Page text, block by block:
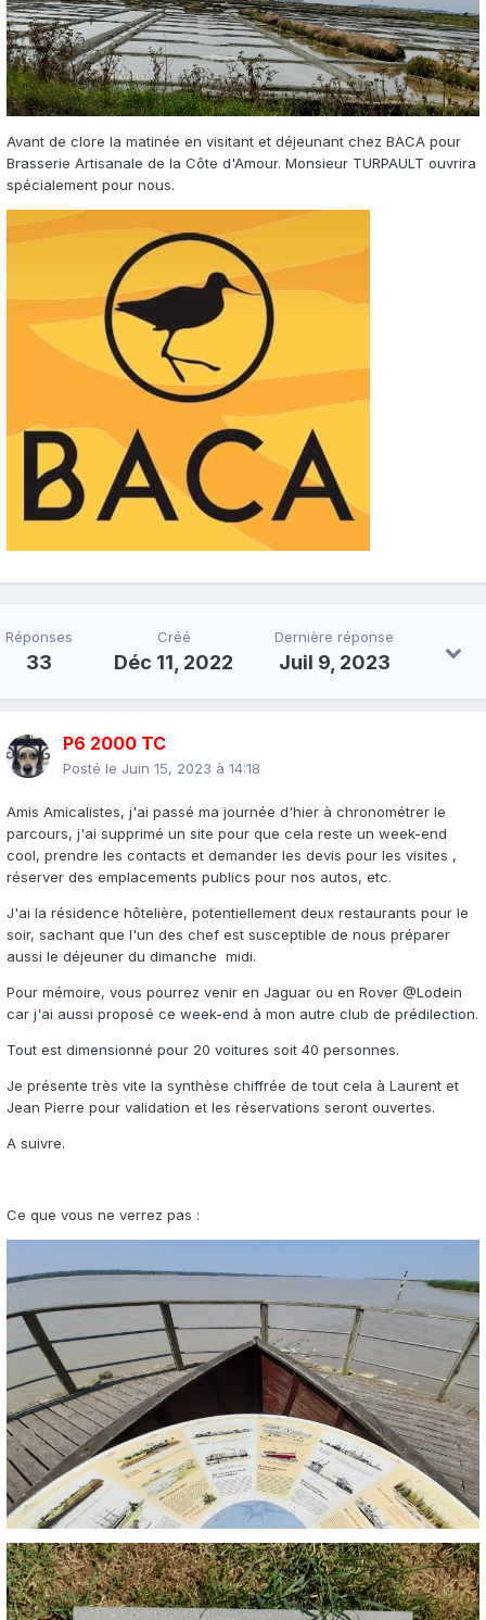
Avant de clore la matinée en visitant et déjeunant chez BACA pour
Brasserie Artisanale de la Côte d'Amour. Monsieur TURPAULT ouvrira
spécialement pour nous.
Réponses
33
Créé
Déc 11, 2022
Dernière réponse
Juil 9, 2023
P6 2000 TC
Posté le Juin 15, 2023 à 14:18
Amis Amicalistes, j'ai passé ma journée d'hier à chronométrer le
parcours, j'ai supprimé un site pour que cela reste un week-end
cool, prendre les contacts et demander les devis pour les visites ,
réserver des emplacements publics pour nos autos, etc.
J'ai la résidence hôtelière, potentiellement deux restaurants pour le
soir, sachant que l'un des chef est susceptible de nous préparer
aussi le déjeuner du dimanche midi.
Pour mémoire, vous pourrez venir en Jaguar ou en Rover @Lodein
car j'ai aussi proposé ce week-end à mon autre club de prédilection.
Tout est dimensionné pour 20 voitures soit 40 personnes.
Je présente très vite la synthèse chiffrée de tout cela à Laurent et
Jean Pierre pour validation et les réservations seront ouvertes.
A suivre.
Ce que vous ne verrez pas :